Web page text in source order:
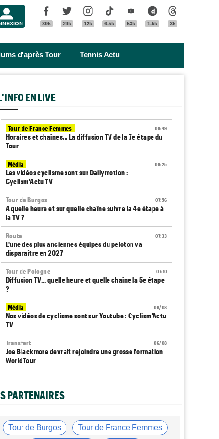
Facebook
89k
Twitter
29k
Instagram
12k
Tik Tok
6.5k
Youtube
53k
Dailymotion
1.5k 3k
d'après Tour Tennis Actu
EN LIVE
08:49
Tour de France Femmes
Horaires et chaînes… La diffusion TV de la 7e étape du
Tour
08:25
Média
Les vidéos cyclisme sont sur Dailymotion :
Cyclism'Actu TV
07:56
Tour de Burgos
A quelle heure et sur quelle chaîne suivre la 4e étape à
la TV ?
07:33
Route
L'une des plus anciennes équipes du peloton va
disparaître en 2027
07:10
Tour de Pologne
Diffusion TV... quelle heure et quelle chaîne la 5e étape
?
06/08
Média
Nos vidéos de cyclisme sont sur Youtube : Cyclism'Actu
TV
06/08
Transfert
Joe Blackmore devrait rejoindre une grosse formation
WorldTour
mais…"
La Soudal Quick-Step recrute un talentueux sprinteur
allemand de 24 ans
PARTENAIRES
Tour de Burgos Tour de France Femmes